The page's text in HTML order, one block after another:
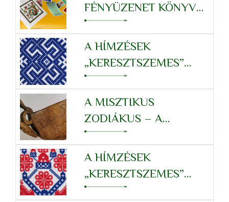
FÉNYÜZENET KÖNYV
KÁRTYAJÁTÉKKAL
A HÍMZÉSEK
„KERESZTSZEMES”
RENDSZERE – SKORPIÓ
A MISZTIKUS
ZODIÁKUS – A
SKORPIÓ
A HÍMZÉSEK
„KERESZTSZEMES”
RENDSZERE – MÉRLEG